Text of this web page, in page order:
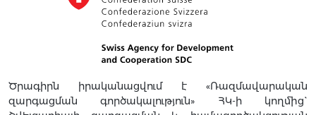
Ծրագիրն իրականացվում է «Ռազմավարական
զարգացման գործակալություն» ՀԿ-ի կողմից`